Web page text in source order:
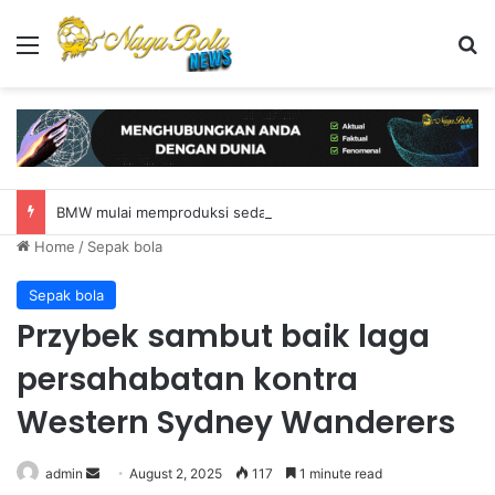
Menu
BMW mulai memproduksi sedan listrik i3 di Munich
Home / Sepak bola
Sepak bola
Przybek sambut baik laga
persahabatan kontra
Western Sydney Wanderers
admin August 2, 2025 117 1 minute read